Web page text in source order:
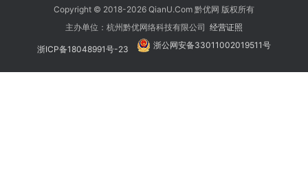
Copyright © 2018-2026 QianU.Com 黔优网 版权所有
主办单位：杭州黔优网络科技有限公司 经营证照
浙ICP备18048991号-23 浙公网安备33011002019511号